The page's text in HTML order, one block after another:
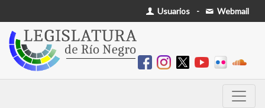
Usuarios - Webmail